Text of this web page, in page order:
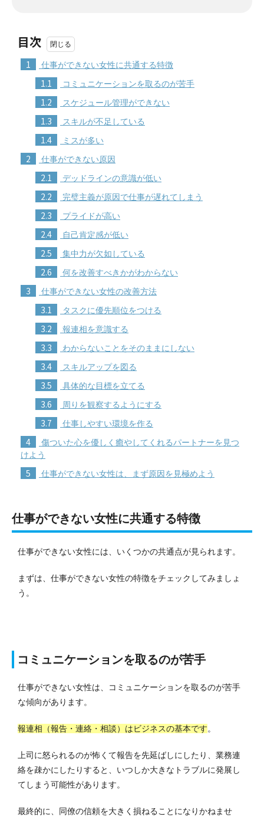
目次
1 仕事ができない女性に共通する特徴
1.1 コミュニケーションを取るのが苦手
1.2 スケジュール管理ができない
1.3 スキルが不足している
1.4 ミスが多い
2 仕事ができない原因
2.1 デッドラインの意識が低い
2.2 完璧主義が原因で仕事が遅れてしまう
2.3 プライドが高い
2.4 自己肯定感が低い
2.5 集中力が欠如している
2.6 何を改善すべきかがわからない
3 仕事ができない女性の改善方法
3.1 タスクに優先順位をつける
3.2 報連相を意識する
3.3 わからないことをそのままにしない
3.4 スキルアップを図る
3.5 具体的な目標を立てる
3.6 周りを観察するようにする
3.7 仕事しやすい環境を作る
4
傷ついた心を優しく癒やしてくれるパートナーを見つ
けよう
5 仕事ができない女性は、まず原因を見極めよう
仕事ができない女性に共通する特徴
仕事ができない女性には、いくつかの共通点が見られます。
まずは、仕事ができない女性の特徴をチェックしてみましょ
う。
コミュニケーションを取るのが苦手
仕事ができない女性は、コミュニケーションを取るのが苦手
な傾向があります。
報連相（報告・連絡・相談）はビジネスの基本です。
上司に怒られるのが怖くて報告を先延ばしにしたり、業務連
絡を疎かにしたりすると、いつしか大きなトラブルに発展し
てしまう可能性があります。
最終的に、同僚の信頼を大きく損ねることになりかねませ